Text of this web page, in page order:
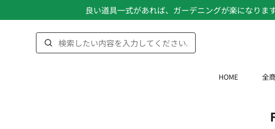
良い道具一式があれば、ガーデニングが楽になりま
HOME 全